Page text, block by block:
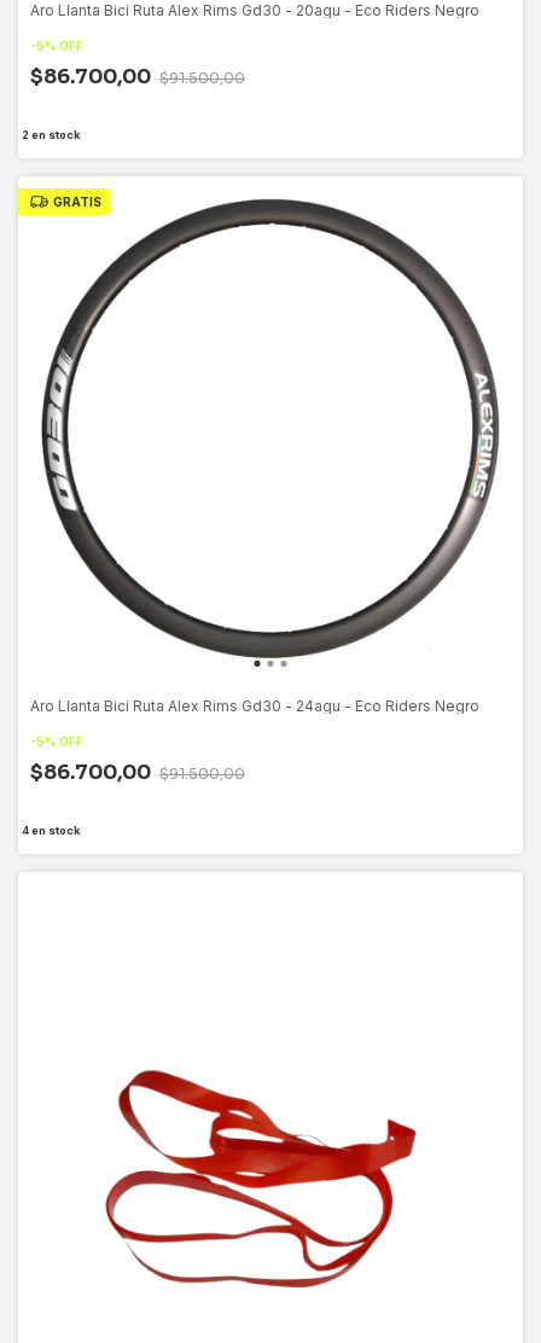
Aro Llanta Bici Ruta Alex Rims Gd30 - 20agu - Eco Riders Negro
-5% OFF
$86.700,00 $91.500,00
2 en stock
GRATIS
Aro Llanta Bici Ruta Alex Rims Gd30 - 24agu - Eco Riders Negro
-5% OFF
$86.700,00 $91.500,00
4en stock